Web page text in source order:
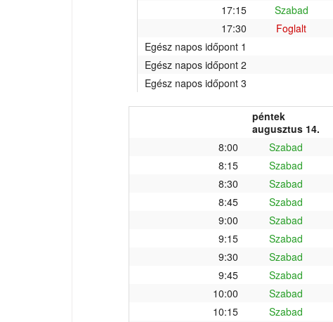
17:15
Szabad
17:30
Foglalt
Egész napos időpont 1
Egész napos időpont 2
Egész napos időpont 3
péntek
augusztus 14.
8:00
Szabad
8:15
Szabad
8:30
Szabad
8:45
Szabad
9:00
Szabad
9:15
Szabad
9:30
Szabad
9:45
Szabad
10:00
Szabad
10:15
Szabad